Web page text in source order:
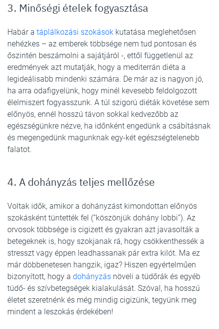
3. Minőségi ételek fogyasztása
Habár a táplálkozási szokások kutatása meglehetősen
nehézkes – az emberek többsége nem tud pontosan és
őszintén beszámolni a sajátjáról -, ettől függetlenül az
eredmények azt mutatják, hogy a mediterrán diéta a
legideálisabb mindenki számára. De már az is nagyon jó,
ha arra odafigyelünk, hogy minél kevesebb feldolgozott
élelmiszert fogyasszunk. A túl szigorú diéták követése sem
előnyös, ennél hosszú távon sokkal kedvezőbb az
egészségünkre nézve, ha időnként engedünk a csábításnak
és megengedünk magunknak egy-két egészségtelenebb
falatot.
4. A dohányzás teljes mellőzése
Voltak idők, amikor a dohányzást kimondottan előnyös
szokásként tüntették fel (“köszönjük dohány lobbi”). Az
orvosok többsége is cigizett és gyakran azt javasolták a
betegeknek is, hogy szokjanak rá, hogy csökkenthessék a
stresszt vagy éppen leadhassanak pár extra kilót. Ma ez
már döbbenetesen hangzik, igaz? Hiszen egyértelműen
bizonyított, hogy a dohányzás növeli a tüdőrák és egyéb
tüdő- és szívbetegségek kialakulását. Szóval, ha hosszú
életet szeretnénk és még mindig cigizünk, tegyünk meg
mindent a leszokás érdekében!